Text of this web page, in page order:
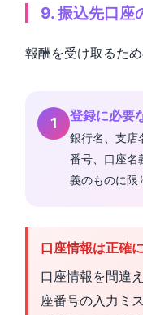
9. 振込先口座
報酬を受け取るた
登録に必要
銀行名、支店
番号、口座名
義のものに限
口座情報は正確に
口座情報を間違
座番号の入力ミ